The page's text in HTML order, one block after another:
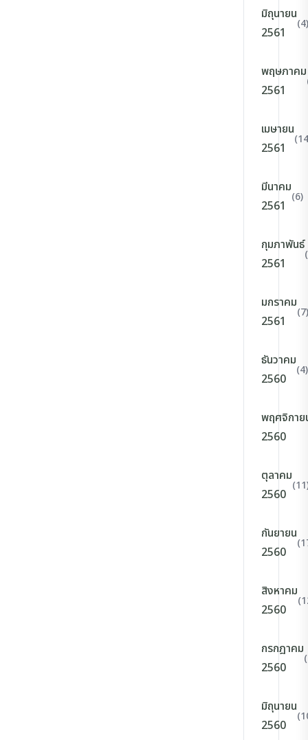
มิถุนายน
2561
(4)
พฤษภาคม
2561
เมษายน
2561
มีนาคม
2561
(6)
กุมภาพันธ์
2561
มกราคม
2561
(7)
ธันวาคม
2560
(4)
พฤศจิกาย
2560
ตุลาคม
2560
กันยายน
2560
สิงหาคม
2560
กรกฎาคม
2560
มิถุนายน
2560